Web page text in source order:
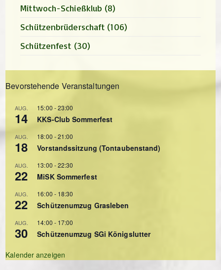
Mittwoch-Schießklub (8)
Schützenbrüderschaft (106)
Schützenfest (30)
Bevorstehende Veranstaltungen
AUG.
14
15:00 -23:00
KKS-Club Sommerfest
AUG.
18
18:00 -21:00
Vorstandssitzung (Tontaubenstand)
AUG.
22
13:00 -22:30
MiSK Sommerfest
AUG.
22
16:00 - 18:30
Schützenumzug Grasleben
AUG.
30
14:00 - 17:00
Schützenumzug SGi Königslutter
Kalender anzeigen